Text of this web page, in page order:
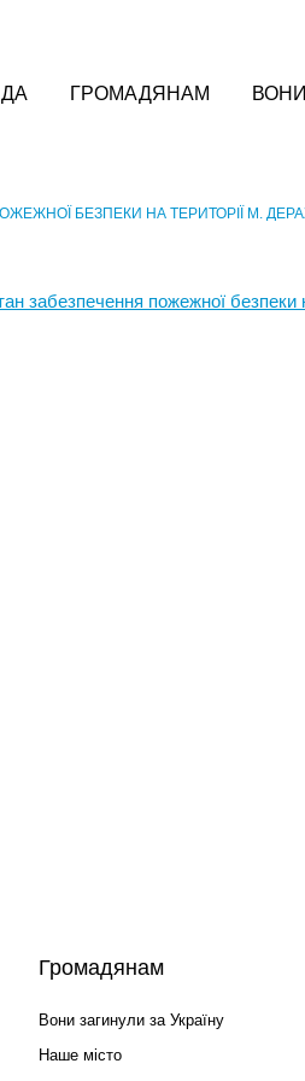
ГРОМАДЯНАМ
БЕЗПЕКИ НА ТЕРИТОРІЇ М.
забезпечення пожежної безпеки
Громадянам
Вони загинули за Україну
Наше місто